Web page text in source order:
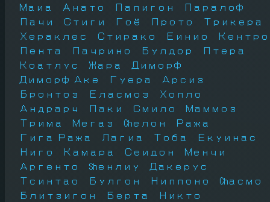
Маиа
Анато Папигон
Паралоф
Пачи
Стиги Гоё Прото
Трикера
Хераклес
Стирако Еинио
Кентро
Пента
Пачрино Булдор
Птера
Коатлус
Жара
Диморф
Диморф Аке
Гуера
Арсиз
Бронтоз
Еласмоз
Хопло
Андрарч
Паки Смило
Маммоз
Трима
Мегаз Chелон
Ража
Гига Ража
Лагиа Тоба
Екуинас
Ниго
Камара Сеидон
Менчи
Аргенто
Shенлиу
Дакерус
Тсинтао
Булгон Ниппоно
Chасмо
Блитзигон
Берта
Никто